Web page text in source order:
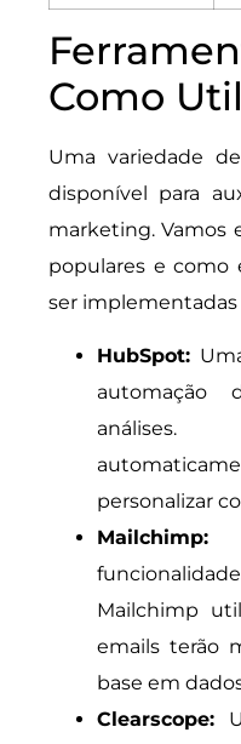
Como
Uma variedade
disponível para
marketing. Vamos
populares e como
ser implementadas
HubSpot:
automação
análises.
personalizar
Mailchimp:
Mailchimp
emails terão
base em
Clearscope: